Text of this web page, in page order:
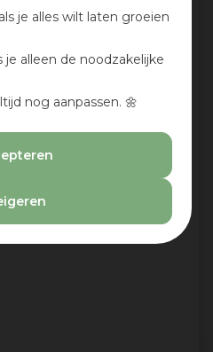
je alles wilt laten groeien
je alleen de noodzakelijke
nog aanpassen. 🌼